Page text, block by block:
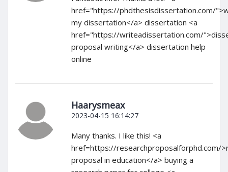
href="https://phdthesisdissertation.com/
my dissertation</a> dissertation <a
href="https://writeadissertation.com/
proposal writing</a> dissertation help
online
Haarysmeax
2023-04-15 16:14:27
Many thanks. I like this! <a
href=https://researchproposalforphd.com/
proposal in education</a> buying a